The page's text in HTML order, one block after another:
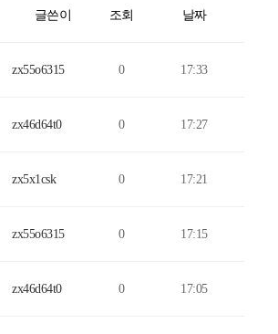
글쓴이 조회 날짜
zx55o6315 0 17:33
zx46d64t0 0 17:27
zx5x1csk 0 17:21
zx55o6315 0 17:15
zx46d64t0 0 17:05